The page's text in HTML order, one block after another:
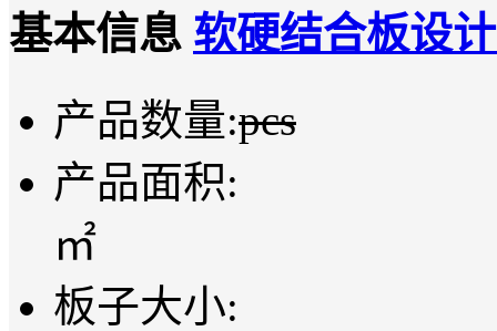
基本信息 软硬结合板设
产品数量:pcs
产品面积:
㎡
板子大小: